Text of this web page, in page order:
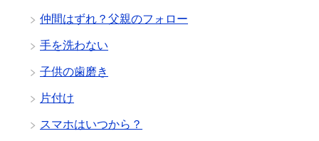
仲間はずれ？父親のフォロー
手を洗わない
子供の歯磨き
片付け
スマホはいつから？